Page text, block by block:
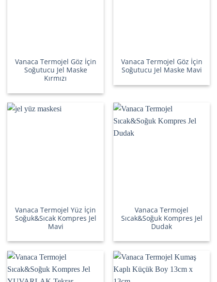
Vanaca Termojel Göz İçin
Soğutucu Jel Maske
Kırmızı
Vanaca Termojel Göz İçin
Soğutucu Jel Maske Mavi
Vanaca Termojel Yüz İçin
Soğuk&Sıcak Kompres Jel
Mavi
Vanaca Termojel
Sıcak&Soğuk Kompres Jel
Dudak